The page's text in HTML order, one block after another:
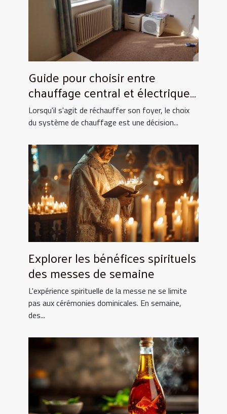
Guide pour choisir entre
chauffage central et électrique
pour la maison
Lorsqu'il s'agit de réchauffer son foyer, le choix
du système de chauffage est une décision...
Explorer les bénéfices spirituels
des messes de semaine
L'expérience spirituelle de la messe ne se limite
pas aux cérémonies dominicales. En semaine,
des...